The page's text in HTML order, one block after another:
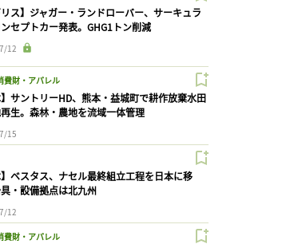
リス】ジャガー・ランドローバー、サーキュラ
セプトカー発表。GHG1トン削減
12
費財・アパレル
】サントリーHD、熊本・益城町で耕作放棄水田
生。森林・農地を流域一体管理
15
】ベスタス、ナセル最終組立工程を日本に移
・設備拠点は北九州
12
費財・アパレル